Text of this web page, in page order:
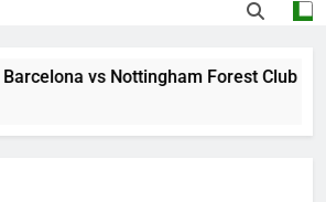
vs Nottingham Forest Club